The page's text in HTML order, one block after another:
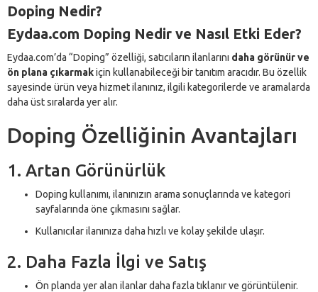
Doping Nedir?
Eydaa.com Doping Nedir ve Nasıl Etki Eder?
Eydaa.com’da “Doping” özelliği, satıcıların ilanlarını daha görünür ve
ön plana çıkarmakiçin kullanabileceği bir tanıtım aracıdır. Bu özellik
sayesinde ürün veya hizmet ilanınız, ilgili kategorilerde ve aramalarda
daha üst sıralarda yer alır.
Doping Özelliğinin Avantajları
1. Artan Görünürlük
Doping kullanımı, ilanınızın arama sonuçlarında ve kategori
sayfalarında öne çıkmasını sağlar.
Kullanıcılar ilanınıza daha hızlı ve kolay şekilde ulaşır.
2. Daha Fazla İlgi ve Satış
Ön planda yer alan ilanlar daha fazla tıklanır ve görüntülenir.